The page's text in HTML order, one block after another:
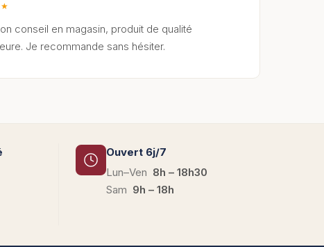
★
conseil en magasin, produit de qualité
Je recommande sans hésiter.
Ouvert 6j/7
Lun–Ven 8h – 18h30
Sam 9h – 18h